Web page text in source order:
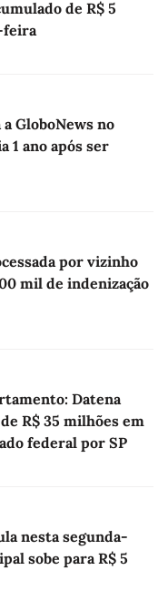
de R$ 5
feira
GloboNews no
1 ano após ser
por vizinho
mil de indenização
Datena
R$ 35 milhões em
federal por SP
nesta segunda-
sobe para R$ 5